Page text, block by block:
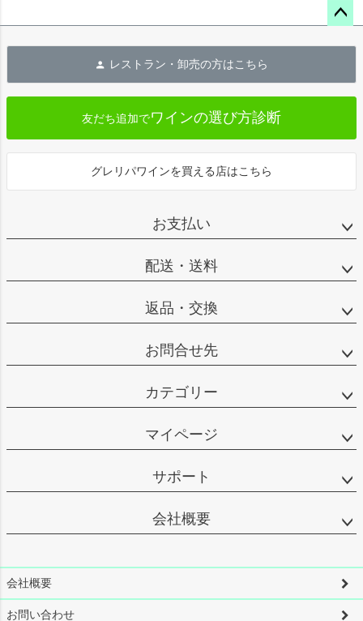
へ
レストラン・卸売の方はこちら
友だち追加でワインの選び方診断
グレリパワインを買える店はこちら
お支払い
配送・送料
返品・交換
お問合せ先
カテゴリー
マイページ
サポート
会社概要
会社概要
お問い合わせ